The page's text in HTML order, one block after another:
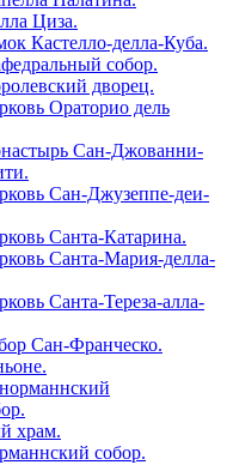
Циза.
Кастелло-делла-Куба.
собор.
дворец.
Ораторио дель
Сан-Джованни-
Сан-Джузеппе-деи-
Санта-Катарина.
Санта-Мария-делла-
Санта-Тереза-алла-
Сан-Франческо.
храм.
собор.